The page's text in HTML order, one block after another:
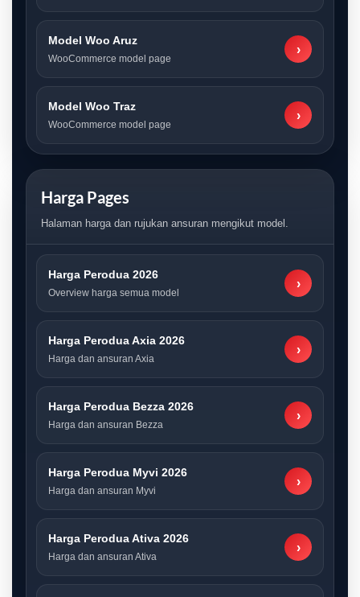
Model Woo Aruz
WooCommerce model page
›
Model Woo Traz
WooCommerce model page
›
Harga Pages
Halaman harga dan rujukan ansuran mengikut model.
Harga Perodua 2026
Overview harga semua model
›
Harga Perodua Axia 2026
Harga dan ansuran Axia
›
Harga Perodua Bezza 2026
Harga dan ansuran Bezza
›
Harga Perodua Myvi 2026
Harga dan ansuran Myvi
›
Harga Perodua Ativa 2026
Harga dan ansuran Ativa
›